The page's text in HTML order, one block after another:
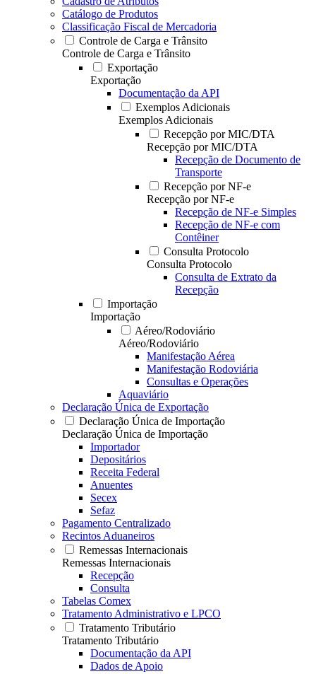
Catálogo de Produtos
Classificação Fiscal de Mercadoria
Controle de Carga e Trânsito
Controle de Carga e Trânsito
Exportação
Exportação
Documentação da API
Exemplos Adicionais
Exemplos Adicionais
Recepção por MIC/DTA
Recepção por MIC/DTA
Recepção de Documento de
Transporte
Recepção por NF-e
Recepção por NF-e
Recepção de NF-e Simples
Recepção de NF-e com
Contêiner
Consulta Protocolo
Consulta Protocolo
Consulta de Extrato da
Recepção
Importação
Importação
Aéreo/Rodoviário
Aéreo/Rodoviário
Manifestação Aérea
Manifestação Rodoviária
Consultas e Operações
Aquaviário
Declaração Única de Exportação
Declaração Única de Importação
Declaração Única de Importação
Importador
Depositários
Receita Federal
Anuentes
Secex
Sefaz
Pagamento Centralizado
Recintos Aduaneiros
Remessas Internacionais
Remessas Internacionais
Recepção
Consulta
Tabelas Comex
Tratamento Administrativo e LPCO
Tratamento Tributário
Tratamento Tributário
Documentação da API
Dados de Apoio